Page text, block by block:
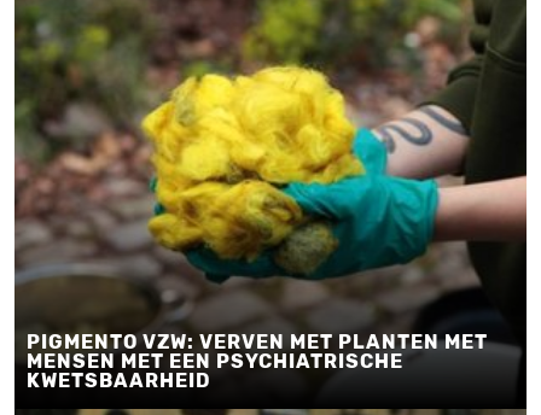
PIGMENTO VZW: VERVEN MET PLANTEN MET
MENSEN MET EEN PSYCHIATRISCHE
KWETSBAARHEID